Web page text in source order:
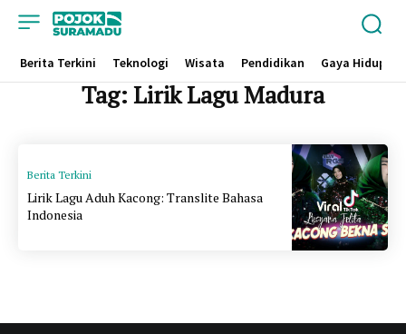
Berita Terkini Teknologi Wisata Pendidikan Gaya Hidup
Tag: Lirik Lagu Madura
Berita Terkini
Lirik Lagu Aduh Kacong: Translite Bahasa
Indonesia